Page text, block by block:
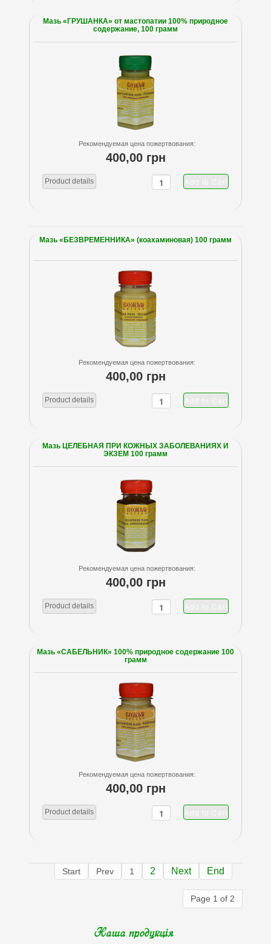
Мазь «ГРУШАНКА» от мастопатии 100% природное
содержание, 100 грамм
Рекомендуемая цена пожертвования:
400,00 грн
Product details
Мазь «БЕЗВРЕМЕННИКА» (коахаминовая) 100 грамм
Рекомендуемая цена пожертвования:
400,00 грн
Product details
Мазь ЦЕЛЕБНАЯ ПРИ КОЖНЫХ ЗАБОЛЕВАНИЯХ И
ЭКЗЕМ 100 грамм
Рекомендуемая цена пожертвования:
400,00 грн
Product details
Мазь «САБЕЛЬНИК» 100% природное содержание 100
грамм
Рекомендуемая цена пожертвования:
400,00 грн
Product details
Start Prev 1 2 Next End
Page 1 of 2
Наша продукція